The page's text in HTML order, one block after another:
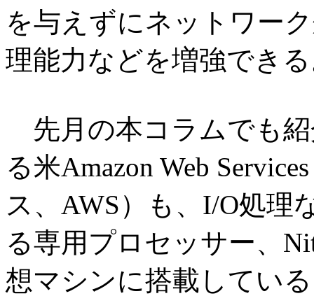
を与えずにネットワー
理能力などを増強でき
先月の本コラムでも
る米Amazon Web
ス、AWS）も、I/O処理
る専用プロセッサー、
想マシンに搭載してい